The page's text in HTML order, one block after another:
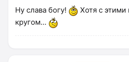
Ну слава богу!
Хотя с этими
кругом...